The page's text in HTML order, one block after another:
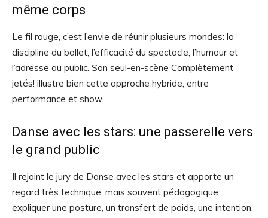
même corps
Le fil rouge, c’est l’envie de réunir plusieurs mondes: la
discipline du ballet, l’efficacité du spectacle, l’humour et
l’adresse au public. Son seul-en-scène Complètement
jetés! illustre bien cette approche hybride, entre
performance et show.
Danse avec les stars: une passerelle vers
le grand public
Il rejoint le jury de Danse avec les stars et apporte un
regard très technique, mais souvent pédagogique:
expliquer une posture, un transfert de poids, une intention,